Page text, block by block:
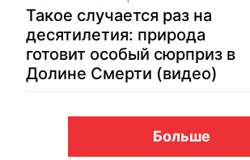
Такое случается раз на
десятилетия: природа
готовит особый сюрприз в
Долине Смерти (видео)
Больше